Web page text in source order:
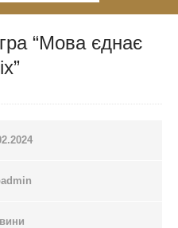
“Мова єднає